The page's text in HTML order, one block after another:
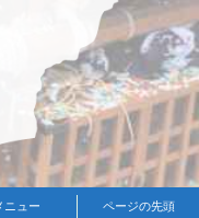
ニュー